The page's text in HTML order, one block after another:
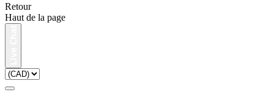
Retour
Haut de la page